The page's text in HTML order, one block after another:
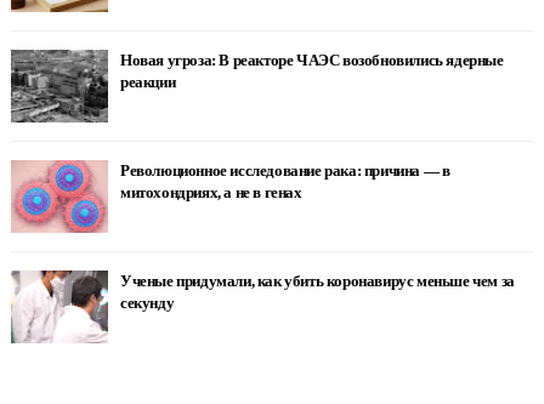
Новая угроза: В реакторе ЧАЭС возобновились ядерные
реакции
Революционное исследование рака: причина — в
митохондриях, а не в генах
Ученые придумали, как убить коронавирус меньше чем за
секунду